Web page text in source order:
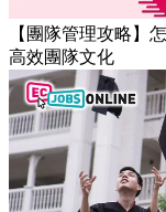
【團隊管理攻略】
高效團隊文化